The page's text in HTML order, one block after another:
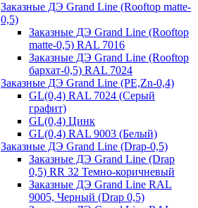
Заказные ДЭ Grand Line (Rooftop matte-
0,5)
Заказные ДЭ Grand Line (Rooftop
matte-0,5) RAL 7016
Заказные ДЭ Grand Line (Rooftop
бархат-0,5) RAL 7024
Заказные ДЭ Grand Line (PE,Zn-0,4)
GL(0,4) RAL 7024 (Серый
графит)
GL(0,4) Цинк
GL(0,4) RAL 9003 (Белый)
Заказные ДЭ Grand Line (Drap-0,5)
Заказные ДЭ Grand Line (Drap
0,5) RR 32 Темно-коричневый
Заказные ДЭ Grand Line RAL
9005, Черный (Drap 0,5)